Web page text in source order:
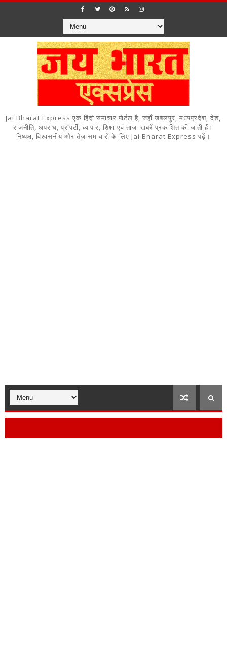
Jai Bharat Express एक हिंदी समाचार पोर्टल है, जहाँ जबलपुर, मध्यप्रदेश, देश,
राजनीति, अपराध, प्रॉपर्टी, व्यापार, शिक्षा एवं ताज़ा खबरें प्रकाशित की जाती हैं।
निष्पक्ष, विश्वसनीय और तेज़ समाचारों के लिए Jai Bharat Express पढ़ें।